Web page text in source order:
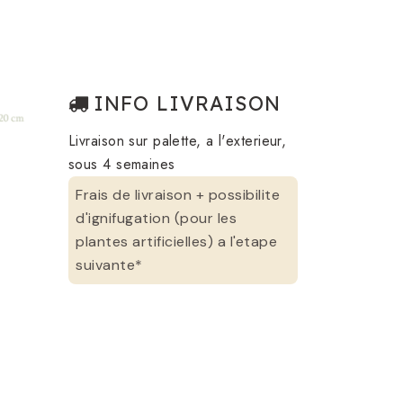
INFO LIVRAISON
Livraison sur palette, a l'exterieur,
sous 4 semaines
Frais de livraison + possibilite
d'ignifugation (pour les
plantes artificielles) a l'etape
suivante*